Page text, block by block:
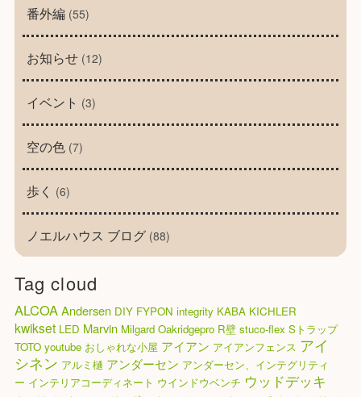
番外編 (55)
お知らせ(12)
イベント (3)
空の色(7)
歩く (6)
ノエルハウス ブログ(88)
Tag cloud
ALCOAAndersen DIY FYPON integrity KABA KICHLER
kwikset LED Marvin Milgard Oakridgepro R壁 stuco-flex Sトラップ
TOTO youtube おしゃれな小屋 アイアン アイアンフェンス アイ
シネン アルミ樋 アンダーセン アンダーセン、インテグリティ
ー インテリアコーディネート ウインドウベンチ ウッドデッキ